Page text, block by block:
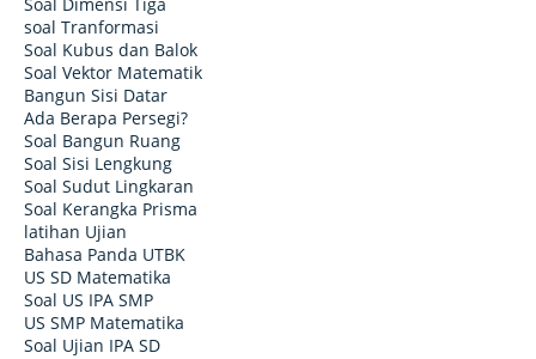
soal Tranformasi
Soal Kubus dan Balok
Soal Vektor Matematik
Bangun Sisi Datar
Ada Berapa Persegi?
Soal Bangun Ruang
Soal Sisi Lengkung
Soal Sudut Lingkaran
Soal Kerangka Prisma
latihan Ujian
Bahasa Panda UTBK
US SD Matematika
Soal US IPA SMP
US SMP Matematika
Soal Ujian IPA SD